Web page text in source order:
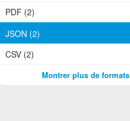
PDF (2)
JSON (2)
CSV (2)
Montrer plus de formats